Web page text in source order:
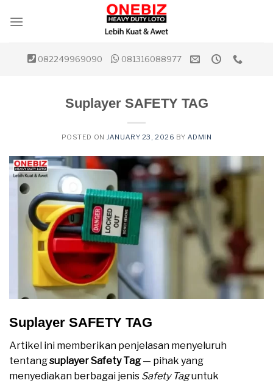
082249969090 081316088977
Suplayer SAFETY TAG
POSTED ON JANUARY 23, 2026 BY ADMIN
Suplayer SAFETY TAG
Artikel ini memberikan penjelasan menyeluruh
tentangsuplayer Safety Tag— pihak yang
menyediakan berbagai jenis Safety Taguntuk